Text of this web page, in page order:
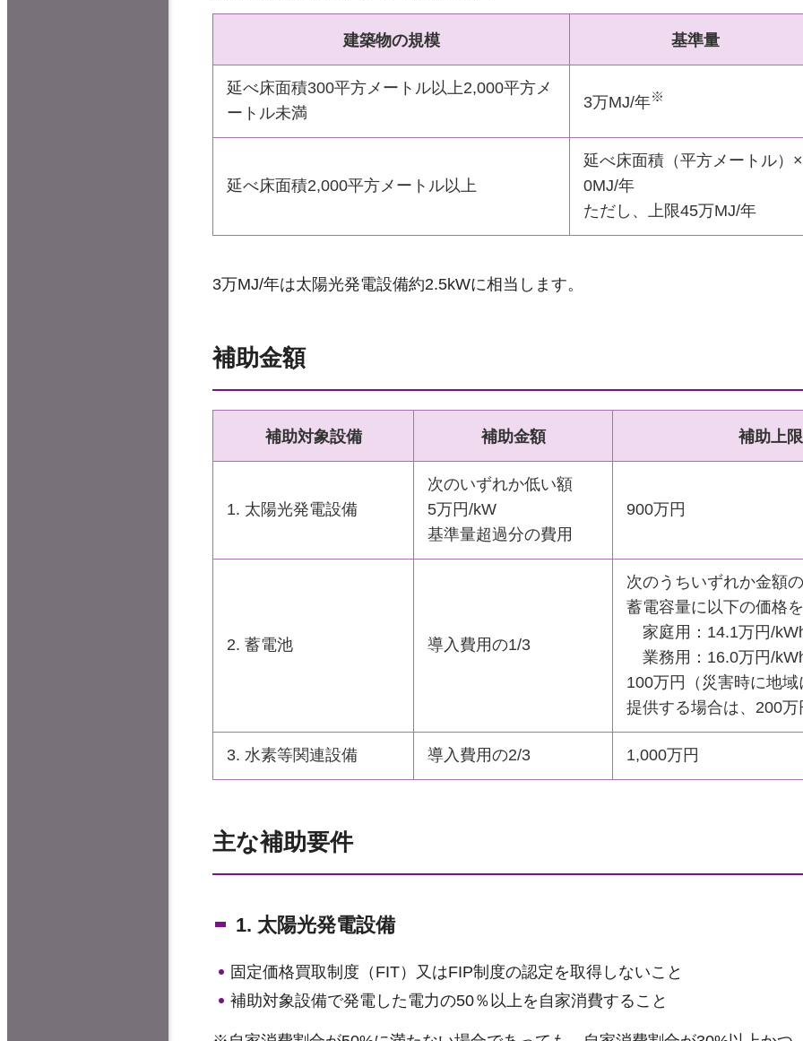
建築物の規模 基準量
延べ床面積300平方メートル以上2,000平方メ
ートル未満
3万MJ/年※
延べ床面積2,000平方メートル以上
延べ床面積（平方メートル）
0MJ/年
ただし、上限45万MJ/年
3万MJ/年は太陽光発電設備約2.5kWに相当します。
補助金額
補助対象設備 補助金額 補助上限
1. 太陽光発電設備
次のいずれか低い額
5万円/kW
基準量超過分の費用
900万円
2. 蓄電池 導入費用の1/3
次のうちいずれか金額
蓄電容量に以下の価格
家庭用：14.1万円/
業務用：16.0万円/
100万円（災害時に地域
提供する場合は、200万
3. 水素等関連設備 導入費用の2/3 1,000万円
主な補助要件
1. 太陽光発電設備
固定価格買取制度（FIT）又はFIP制度の認定を取得しないこと
補助対象設備で発電した電力の50％以上を自家消費すること